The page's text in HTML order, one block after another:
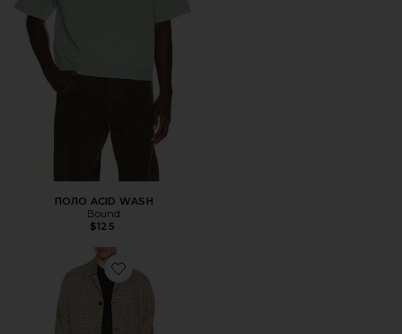
ПОЛО ACID WASH
Bound
$125
Favorite КУРТКА